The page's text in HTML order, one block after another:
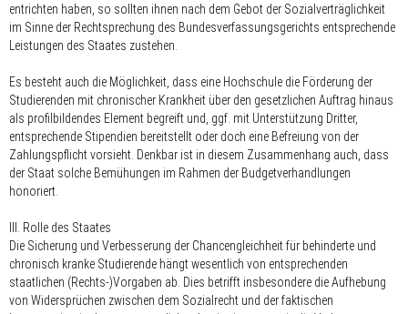
entrichten haben, so sollten ihnen nach dem Gebot der Sozialverträglichkeit
im Sinne der Rechtsprechung des Bundesverfassungsgerichts entsprechende
Leistungen des Staates zustehen.
Es besteht auch die Möglichkeit, dass eine Hochschule die Förderung der
Studierenden mit chronischer Krankheit über den gesetzlichen Auftrag hinaus
als profilbildendes Element begreift und, ggf. mit Unterstützung Dritter,
entsprechende Stipendien bereitstellt oder doch eine Befreiung von der
Zahlungspflicht vorsieht. Denkbar ist in diesem Zusammenhang auch, dass
der Staat solche Bemühungen im Rahmen der Budgetverhandlungen
honoriert.
III. Rolle des Staates
Die Sicherung und Verbesserung der Chancengleichheit für behinderte und
chronisch kranke Studierende hängt wesentlich von entsprechenden
staatlichen (Rechts-)Vorgaben ab. Dies betrifft insbesondere die Aufhebung
von Widersprüchen zwischen dem Sozialrecht und der faktischen